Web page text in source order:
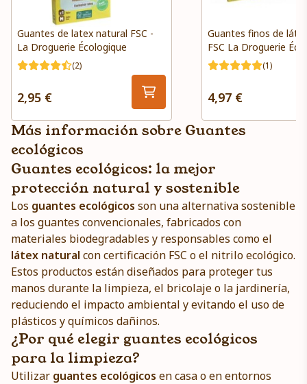
Guantes de latex natural FSC -
La Droguerie Écologique
(2)
2,95 €
Guantes finos de
FSC La Droguerie
(1)
4,97 €
Más información sobre Guantes
ecológicos
Guantes ecológicos: la mejor
protección natural y sostenible
Los guantes ecológicos son una alternativa sostenible
a los guantes convencionales, fabricados con
materiales biodegradables y responsables como el
látex natural con certificación FSC o el nitrilo ecológico.
Estos productos están diseñados para proteger tus
manos durante la limpieza, el bricolaje o la jardinería,
reduciendo el impacto ambiental y evitando el uso de
plásticos y químicos dañinos.
¿Por qué elegir guantes ecológicos
para la limpieza?
Utilizar guantes ecológicos en casa o en entornos